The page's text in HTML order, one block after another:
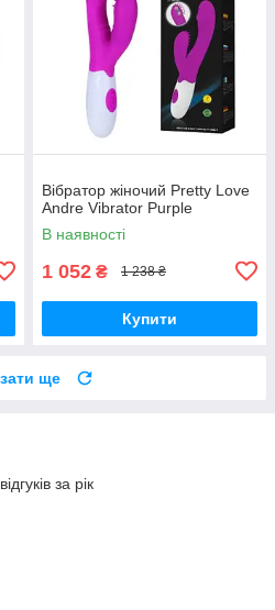
Вібратор жіночий Pretty Love
Andre Vibrator Purple
В наявності
1 052 ₴ 1 238 ₴
Купити
ще
за рік